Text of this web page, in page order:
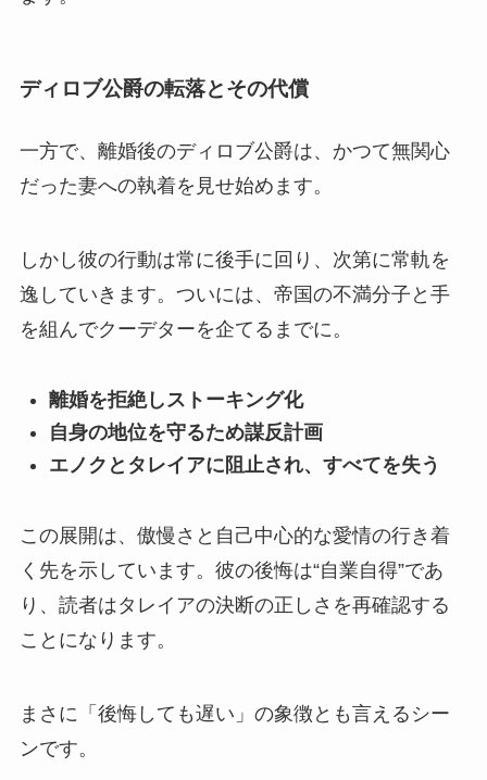
ディロブ公爵の転落とその代償
一方で、 離婚後のディロブ公爵は、かつて無関心
だった妻への執着を見せ始めます。
しかし彼の行動は常に後手に回り、次第に常軌を
逸していきます。ついには、帝国の不満分子と手
を組んでクーデターを企てるまでに。
離婚を拒絶しストーキング化
自身の地位を守るため謀反計画
エノクとタレイアに阻止され、すべてを失う
この展開は、傲慢さと自己中心的な愛情の行き着
く先を示しています。彼の後悔は“自業自得”であ
り、読者はタレイアの決断の正しさを再確認する
ことになります。
まさに「後悔しても遅い」の象徴とも言えるシー
ンです。